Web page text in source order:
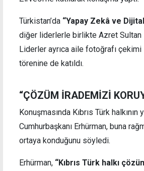
Türkistan’da “Yapay Zekâ ve
diğer liderlerle birlikte Azret Sultan
Liderler ayrıca aile fotoğrafı
törenine de katıldı.
“ÇÖZÜM İRADEMİZİ
Konuşmasında Kıbrıs Türk
Cumhurbaşkanı Erhürman, buna
ortaya konduğunu söyledi.
Erhürman, “Kıbrıs Türk halkı
mücadelede